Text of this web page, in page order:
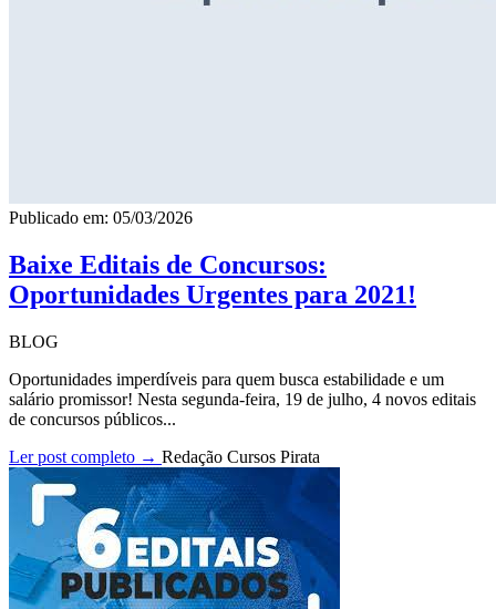
Publicado em: 05/03/2026
Baixe Editais de Concursos:
Oportunidades Urgentes para 2021!
BLOG
Oportunidades imperdíveis para quem busca estabilidade e um
salário promissor! Nesta segunda-feira, 19 de julho, 4 novos editais
de concursos públicos...
Ler post completo → Redação Cursos Pirata